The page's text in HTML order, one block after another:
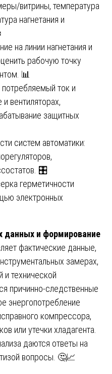
витрины, температура
нагнетания и
на линии нагнетания и
рабочую точку
📊
ток и
вентиляторах,
защитных
систем автоматики:
🎛️
герметичности
электронных
данных и формирование
фактические данные,
замерах,
и технической
причинно-следственные
энергопотребление
компрессора,
или утечки хладагента.
даются ответы на
вопросы. 🤔📈